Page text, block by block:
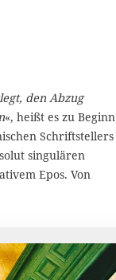
den Abzug
«, heißt es zu Beginn
Schriftstellers
singulären
Epos. Von